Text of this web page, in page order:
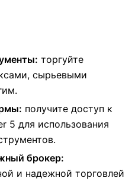
торгуйте
сырьевыми
получите доступ к
5 для использования
брокер:
и надежной торговлей